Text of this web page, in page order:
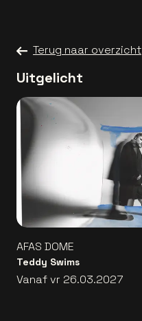
Terug naar overzicht
Uitgelicht
AFAS DOME
Teddy Swims
Vanaf vr 26.03.2027